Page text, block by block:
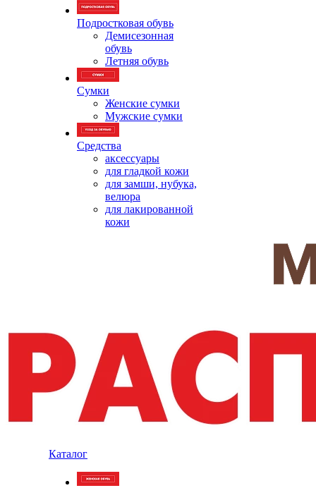
Подростковая обувь
Демисезонная
обувь
Летняя обувь
Сумки
Женские сумки
Мужские сумки
Средства
аксессуары
для гладкой кожи
для замши, нубука,
велюра
для лакированной
кожи
Каталог